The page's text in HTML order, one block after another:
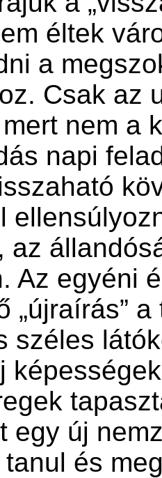
éltek
a
Csak az
nem a
napi
az
Az egyéni
„újraírás”
széles
egy új
és